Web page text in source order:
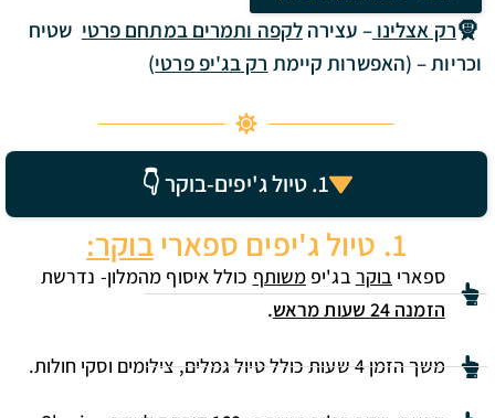
🧕רק אצלינו– עצירה לקפה ותמרים במתחם פרטי שטיח
וכריות – (האפשרות קיימת רק בג'יפ פרטי)
1. טיול ג'יפים-בוקר 👇
1. טיול ג'יפים ספארי בוקר:
ספארי בוקר בג'יפ משותף כולל איסוף מהמלון- נדרשת
הזמנה 24 שעות מראש
.
משך הזמן 4 שעות כולל טיול גמלים, צילומים וסקי חולות.